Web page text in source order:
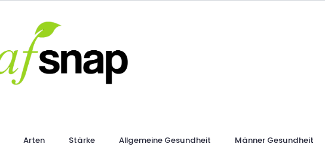
Arten Stärke Allgemeine Gesundheit Männer Gesundheit